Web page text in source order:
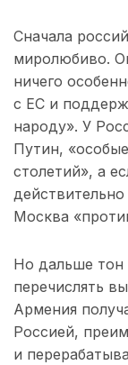
Сначала
миролюбиво.
ничего
с ЕС и
народу». У
Путин,
столетий», а
Москва
Но дальше тон
перечислять
Армения
Россией,
и